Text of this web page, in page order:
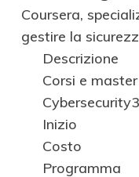
Coursera,
gestire la
Descrizione
Corsi e
Inizio
Costo
Programma